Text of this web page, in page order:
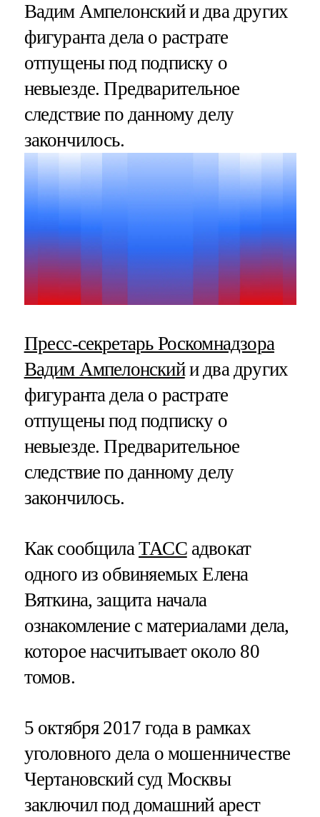
Вадим Ампелонский и два других
фигуранта дела о растрате
отпущены под подписку о
невыезде. Предварительное
следствие по данному делу
закончилось.
Пресс-секретарь Роскомнадзора
Вадим Ампелонскийи два других
фигуранта дела о растрате
отпущены под подписку о
невыезде. Предварительное
следствие по данному делу
закончилось.
Как сообщила ТАССадвокат
одного из обвиняемых Елена
Вяткина, защита начала
ознакомление с материалами дела,
которое насчитывает около 80
томов.
5 октября 2017 года в рамках
уголовного дела о мошенничестве
Чертановский суд Москвы
заключил под домашний арест